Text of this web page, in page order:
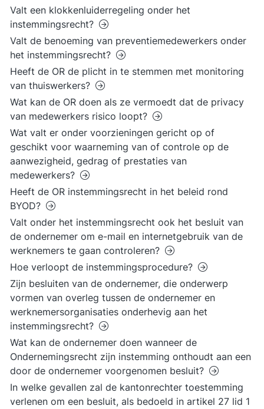
Valt een klokkenluiderregeling onder het
instemmingsrecht?
Valt de benoeming van preventiemedewerkers onder
het instemmingsrecht?
Heeft de OR de plicht in te stemmen met monitoring
van thuiswerkers?
Wat kan de OR doen als ze vermoedt dat de privacy
van medewerkers risico loopt?
Wat valt er onder voorzieningen gericht op of
geschikt voor waarneming van of controle op de
aanwezigheid, gedrag of prestaties van
medewerkers?
Heeft de OR instemmingsrecht in het beleid rond
BYOD?
Valt onder het instemmingsrecht ook het besluit van
de ondernemer om e-mail en internetgebruik van de
werknemers te gaan controleren?
Hoe verloopt de instemmingsprocedure?
Zijn besluiten van de ondernemer, die onderwerp
vormen van overleg tussen de ondernemer en
werknemersorganisaties onderhevig aan het
instemmingsrecht?
Wat kan de ondernemer doen wanneer de
Ondernemingsrecht zijn instemming onthoudt aan een
door de ondernemer voorgenomen besluit?
In welke gevallen zal de kantonrechter toestemming
verlenen om een besluit, als bedoeld in artikel 27 lid 1